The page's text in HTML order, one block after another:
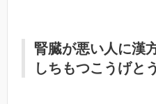
腎臓が悪い人に漢
しちもつこうげと